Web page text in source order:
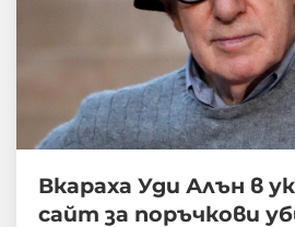
Вкараха Уди Алън в
сайт за поръчкови